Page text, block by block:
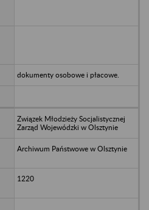
dokumenty osobowe i płacowe.
Związek Młodzieży Socjalistycznej
Zarząd Wojewódzki w Olsztynie
Archiwum Państwowe w Olsztynie
1220